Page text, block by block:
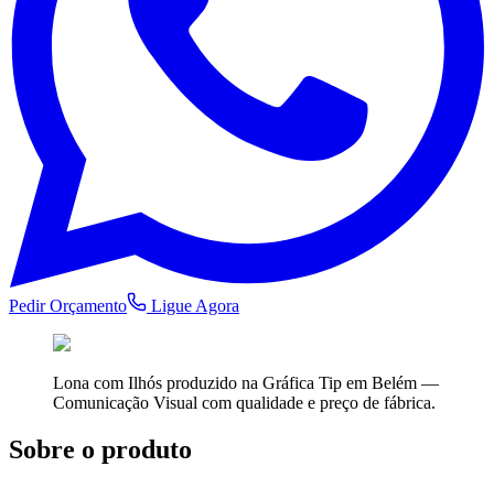
Pedir Orçamento Ligue Agora
Lona com Ilhós produzido na Gráfica Tip em Belém —
Comunicação Visual com qualidade e preço de fábrica.
Sobre o produto